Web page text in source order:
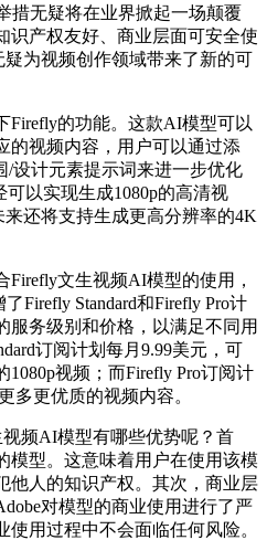
措无疑将在业界掀起一场颠覆
识产权友好、商业层面可安全使
为视频创作领域带来了新的可
的功能。这款AI模型可以
的视频内容，用户可以通过添
/设计元素提示词来进一步优化
以实现生成1080p的高清视
还将支持生成更高分辨率的4K
文生视频AI模型的使用，
Firefly Standard和Firefly Pro计
服务级别和价格，以满足不同用
订阅计划每月9.99美元，可
1080p视频；而Firefly Pro订阅计
多更优质的视频内容。
频AI模型有哪些优势呢？首
模型。这意味着用户在使用该模
他人的知识产权。其次，商业层
对模型的商业使用进行了严
用过程中不会面临任何风险。